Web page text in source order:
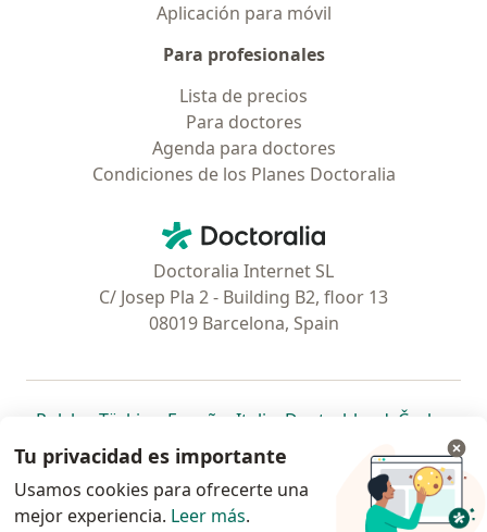
Aplicación para móvil
Para profesionales
Lista de precios
Para doctores
Agenda para doctores
Condiciones de los Planes Doctoralia
Doctoralia - Página de inicio
Doctoralia Internet SL
C/ Josep Pla 2 - Building B2, floor 13
08019 Barcelona, Spain
Polska se abre en una nueva pestaña
Türkiye se abre en una nueva pestaña
España se abre en una nueva pestaña
Italia se abre en una nueva
Deutschlandse abre en
Česko
Portugal
se abre en una nueva pestaña
México se abre en una nueva pestaña
Chile se abre en una nueva pestaña
Brasil se abre en una nueva
se abre en
se
se abre en una nueva
www.doctoraliar.com © 2026 - Encontrá tu
Tu privacidad es importante
Usamos cookies para ofrecerte una
mejor experiencia. Leer más.